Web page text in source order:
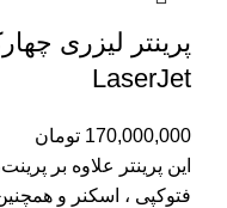
LaserJet
170,000,000 تومان
این پرینتر علاوه بر
فتوکپی ، اسکنر و